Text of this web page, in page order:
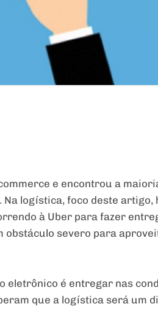
e encontrou a
logística, foco deste artigo,
à Uber para fazer
severo para
eletrônico é entregar nas
que a logística será um